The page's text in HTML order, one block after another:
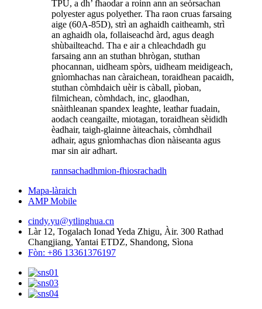
TPU, a dh’ fhaodar a roinn ann an seòrsachan
polyester agus polyether. Tha raon cruas farsaing
aige (60A-85D), strì an aghaidh caitheamh, strì
an aghaidh ola, follaiseachd àrd, agus deagh
shùbailteachd. Tha e air a chleachdadh gu
farsaing ann an stuthan bhrògan, stuthan
phocannan, uidheam spòrs, uidheam meidigeach,
gnìomhachas nan càraichean, toraidhean pacaidh,
stuthan còmhdaich uèir is càball, pìoban,
filmichean, còmhdach, inc, glaodhan,
snàithleanan spandex leaghte, leathar fuadain,
aodach ceangailte, miotagan, toraidhean sèididh
èadhair, taigh-glainne àiteachais, còmhdhail
adhair, agus gnìomhachas dìon nàiseanta agus
mar sin air adhart.
rannsachadhmion-fhiosrachadh
Mapa-làraich
AMP Mobile
cindy.yu@ytlinghua.cn
Làr 12, Togalach Ionad Yeda Zhigu, Àir. 300 Rathad
Changjiang, Yantai ETDZ, Shandong, Sìona
Fòn: +86 13361376197